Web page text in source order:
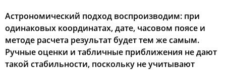
Астрономический подход воспроизводим: при
одинаковых координатах, дате, часовом поясе и
методе расчета результат будет тем же самым.
Ручные оценки и табличные приближения не дают
такой стабильности, поскольку не учитывают